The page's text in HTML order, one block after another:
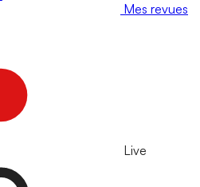
Mes revues
Live